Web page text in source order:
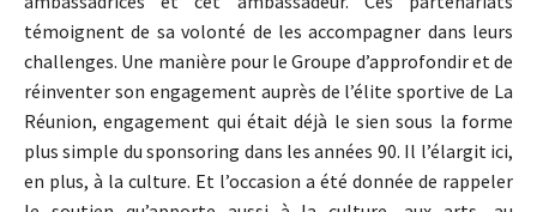
témoignent de sa volonté de les accompagner dans leurs
challenges. Une manière pour le Groupe d’approfondir et de
réinventer son engagement auprès de l’élite sportive de La
Réunion, engagement qui était déjà le sien sous la forme
plus simple du sponsoring dans les années 90. Il l’élargit ici,
en plus, à la culture. Et l’occasion a été donnée de rappeler